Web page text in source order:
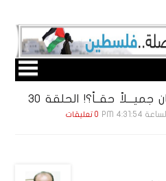
جميـــلاً حقــاً؟! الحلقة 30
0 تعليقات